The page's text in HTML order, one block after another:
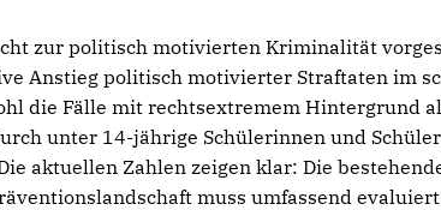
zur politisch motivierten Kriminalität
Anstieg politisch motivierter Straftaten im
die Fälle mit rechtsextremem Hintergrund
unter 14-jährige Schülerinnen und
aktuellen Zahlen zeigen klar: Die
muss umfassend